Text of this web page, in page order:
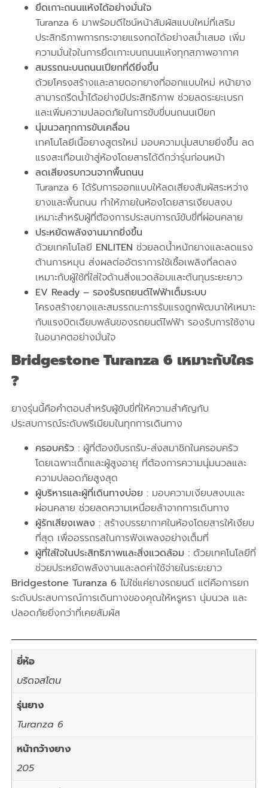
ยึดเกาะถนนแห้งได้อย่างมั่นใจ
Turanza 6 มาพร้อมดีไซน์หน้าสัมผัสแบบใหม่ที่เสริม
ประสิทธิภาพการกระจายแรงกดได้อย่างสม่ำเสมอ เพิ่ม
ความมั่นใจในการยึดเกาะบนถนนแห้งทุกสภาพอากาศ
สมรรถนะบนถนนเปียกที่ดียิ่งขึ้น
ด้วยโครงสร้างและลายดอกยางที่ออกแบบใหม่ หน้ายาง
สามารถรีดน้ำได้อย่างมีประสิทธิภาพ ช่วยลดระยะเบรก
และเพิ่มความปลอดภัยในการขับขี่บนถนนเปียก
นุ่มนวลทุกการขับเคลื่อน
เทคโนโลยีเนื้อยางสูตรใหม่ มอบความนุ่มสบายยิ่งขึ้น ลด
แรงสะเทือนเข้าสู่ห้องโดยสารได้ดีกว่ารุ่นก่อนหน้า
ลดเสียงรบกวนจากพื้นถนน
Turanza 6 ได้รับการออกแบบให้ลดเสียงสัมผัสระหว่าง
ยางและพื้นถนน ทำให้ภายในห้องโดยสารเงียบสงบ
เหมาะสำหรับผู้ที่ต้องการประสบการณ์ขับขี่ที่ผ่อนคลาย
ประหยัดพลังงานมากยิ่งขึ้น
ด้วยเทคโนโลยี ENLITEN ช่วยลดน้ำหนักยางและลดแรง
ต้านการหมุน ส่งผลต่ออัตราการใช้เชื้อเพลิงที่ลดลง
เหมาะกับผู้ใช้ที่ใส่ใจด้านสิ่งแวดล้อมและต้นทุนระยะยาว
EV Ready – รองรับรถยนต์ไฟฟ้าเต็มระบบ
โครงสร้างยางและสมรรถนะการรับแรงถูกพัฒนาให้เหมาะ
กับแรงบิดเฉียบพลันของรถยนต์ไฟฟ้า รองรับการใช้งาน
ในอนาคตอย่างมั่นใจ
BridgestoneTuranza 6 เหมาะกับใคร
?
ยางรุ่นนี้คือคำตอบสำหรับผู้ขับขี่ที่ให้ความสำคัญกับ
ประสบการณ์ระดับพรีเมียมในทุกการเดินทาง
ครอบครัว : ผู้ที่ต้องขับรถรับ-ส่งสมาชิกในครอบครัว
โดยเฉพาะเด็กและผู้สูงอายุ ที่ต้องการความนุ่มนวลและ
ความปลอดภัยสูงสุด
ผู้บริหารและผู้ที่เดินทางบ่อย : มอบความเงียบสงบและ
ผ่อนคลาย ช่วยลดความเหนื่อยล้าจากการเดินทาง
ผู้รักเสียงเพลง : สร้างบรรยากาศในห้องโดยสารให้เงียบ
ที่สุด เพื่ออรรถรสในการฟังเพลงอย่างเต็มที่
ผู้ที่ใส่ใจในประสิทธิภาพและสิ่งแวดล้อม : ด้วยเทคโนโลยีที่
ช่วยประหยัดพลังงานและลดค่าใช้จ่ายในระยะยาว
Bridgestone Turanza 6 ไม่ใช่แค่ยางรถยนต์ แต่คือการยก
ระดับประสบการณ์การเดินทางของคุณให้หรูหรา นุ่มนวล และ
ปลอดภัยยิ่งกว่าที่เคยสัมผัส
ยี่ห้อ
บริดจสโตน
รุ่นยาง
Turanza 6
หน้ากว้างยาง
205